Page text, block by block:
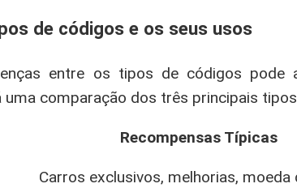
de códigos e os seus usos
entre os tipos de códigos
comparação dos três principais
Recompensas Típicas
Carros exclusivos, melhorias, moeda